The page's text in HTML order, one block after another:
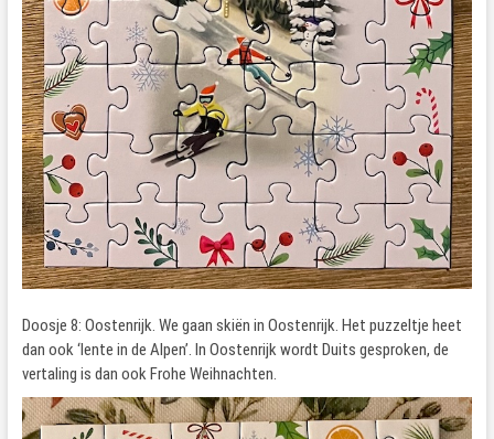
Doosje 8: Oostenrijk. We gaan skiën in Oostenrijk. Het puzzeltje heet
dan ook ‘lente in de Alpen’. In Oostenrijk wordt Duits gesproken, de
vertaling is dan ook Frohe Weihnachten.